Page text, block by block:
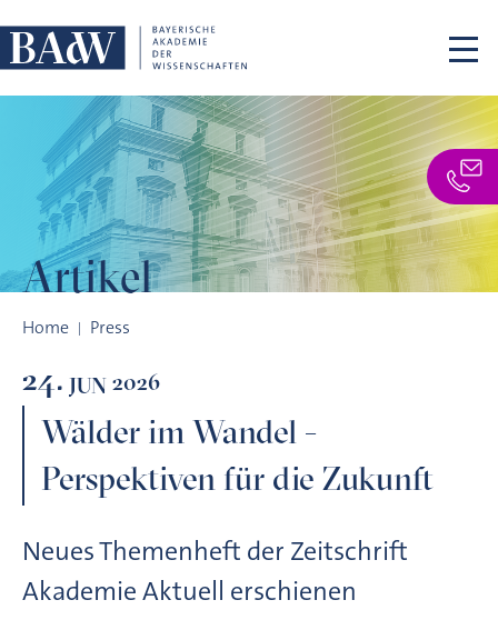
Artikel
Home Press
24. JUN 2026
Wälder im Wandel -
Perspektiven für die Zukunft
Neues Themenheft der Zeitschrift
Akademie Aktuell erschienen